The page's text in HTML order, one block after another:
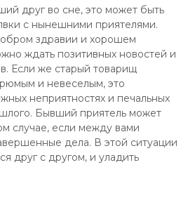
друг во сне, это может быть
с нынешними приятелями.
здравии и хорошем
ждать позитивных новостей и
Если же старый товарищ
и невеселым, это
неприятностях и печальных
Бывший приятель может
случае, если между вами
дела. В этой ситуации
друг с другом, и уладить